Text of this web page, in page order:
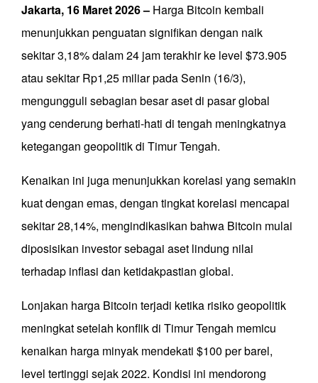
Jakarta, 16 Maret 2026 – Harga Bitcoin kembali
menunjukkan penguatan signifikan dengan naik
sekitar 3,18% dalam 24 jam terakhir ke level $73.905
atau sekitar Rp1,25 miliar pada Senin (16/3),
mengungguli sebagian besar aset di pasar global
yang cenderung berhati-hati di tengah meningkatnya
ketegangan geopolitik di Timur Tengah.
Kenaikan ini juga menunjukkan korelasi yang semakin
kuat dengan emas, dengan tingkat korelasi mencapai
sekitar 28,14%, mengindikasikan bahwa Bitcoin mulai
diposisikan investor sebagai aset lindung nilai
terhadap inflasi dan ketidakpastian global.
Lonjakan harga Bitcoin terjadi ketika risiko geopolitik
meningkat setelah konflik di Timur Tengah memicu
kenaikan harga minyak mendekati $100 per barel,
level tertinggi sejak 2022. Kondisi ini mendorong